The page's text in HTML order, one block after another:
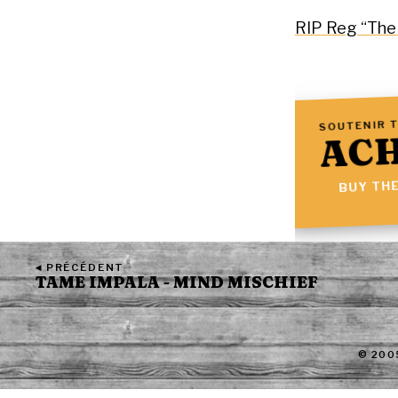
RIP Reg
SOUTENIR
BUY
◂ PRÉCÉDENT
TAME IMPALA - MIND MISCHIEF
©